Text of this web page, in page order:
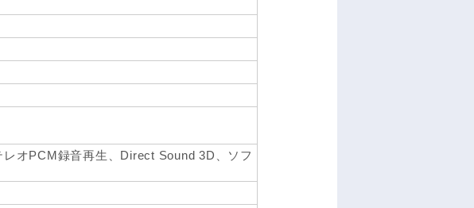
オPCM録音再生、Direct Sound 3D、ソフ